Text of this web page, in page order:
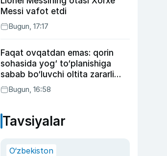
Messi vafot etdi
Bugun, 17:17
Faqat ovqatdan emas: qorin
sohasida yog‘ to‘planishiga
sabab bo‘luvchi oltita zararli
odatBugun, 16:58
Tavsiyalar
O‘zbekiston